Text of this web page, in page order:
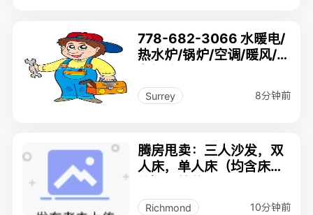
778-682-3066 水暖电/
热水炉/锅炉/空调/暖风/紧
Surrey 8分钟前
腾房甩卖：三人沙发，双
人床，单人床（均含床
Richmond 10分钟前